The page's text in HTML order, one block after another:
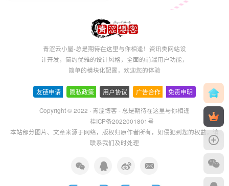
青涩云小屋-总是期待在这里与你相逢！资讯类网站设
计开发，简约优雅的设计风格，全面的前端用户功能，
简单的模块化配置，欢迎您的体验
友链申请 隐私政策 用户协议 广告合作 免责申明
Copyright © 2022 · 青涩博客 - 总是期待在这里与你相逢
桂ICP备2022001801号
本站部分图片、文章来源于网络，版权归原作者所有，如侵犯到您的权益，请
联系我们及时处理